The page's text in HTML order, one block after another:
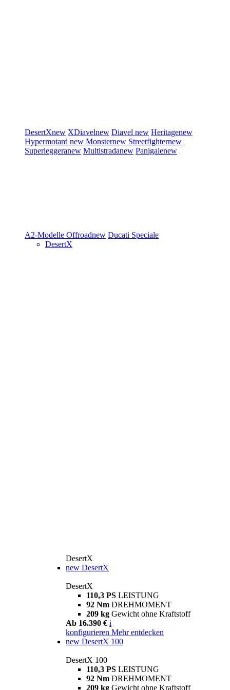
DesertXnew XDiavelnew Diavel new Heritagenew
Hypermotard new Monsternew Streetfighternew
Superleggeranew Multistradanew Panigalenew
A2-Modelle Offroadnew Ducati Speciale
DesertX
DesertX
new DesertX
DesertX
110,3 PS LEISTUNG
92 Nm DREHMOMENT
209 kg Gewicht ohne Kraftstoff
Ab 16.390 € i
konfigurieren Mehr entdecken
new DesertX 100
DesertX 100
110,3 PS LEISTUNG
92 Nm DREHMOMENT
209 kg Gewicht ohne Kraftstoff